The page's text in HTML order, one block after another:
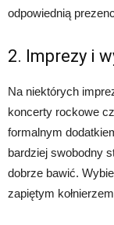
odpowiednią
2. Imprezy i
Na niektórych
koncerty rockowe
formalnym
bardziej swobodny
dobrze bawić.
zapiętym